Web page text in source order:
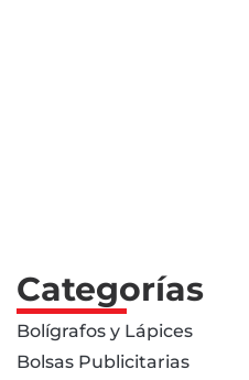
Categorías
Bolígrafos y Lápices
Bolsas Publicitarias